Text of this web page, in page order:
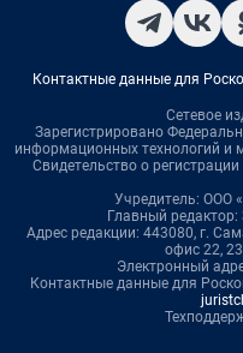
Контактные данные для
Сетевое
Зарегистрировано
информационных технологий и
Свидетельство о
Учредитель:
Главный
Адрес редакции: 443080, г.
офис 22,
Электронный
Контактные данные для